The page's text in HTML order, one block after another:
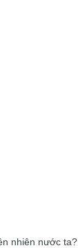
nhiên nước ta?